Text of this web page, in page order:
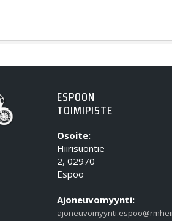
ESPOON
TOIMIPISTE
Osoite:
Hiirisuontie
2, 02970
Espoo
Ajoneuvomyynti: